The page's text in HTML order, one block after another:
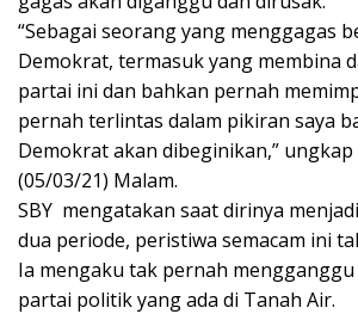
“Sebagai seorang yang menggagas
Demokrat, termasuk yang membina
partai ini dan bahkan pernah
pernah terlintas dalam pikiran saya
Demokrat akan dibeginikan,” ungkap
(05/03/21) Malam.
SBY mengatakan saat dirinya
dua periode, peristiwa semacam ini
Ia mengaku tak pernah
partai politik yang ada di Tanah Air.